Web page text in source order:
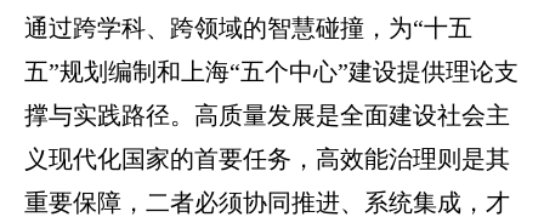
通过跨学科、跨领域的智慧碰撞，为“十五
五”规划编制和上海“五个中心”建设提供理论支
撑与实践路径。高质量发展是全面建设社会主
义现代化国家的首要任务，高效能治理则是其
重要保障，二者必须协同推进、系统集成，才